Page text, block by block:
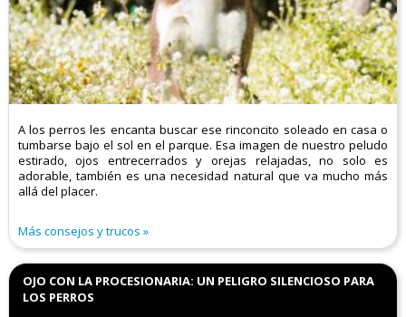
A los perros les encanta buscar ese rinconcito soleado en casa o
tumbarse bajo el sol en el parque. Esa imagen de nuestro peludo
estirado, ojos entrecerrados y orejas relajadas, no solo es
adorable, también es una necesidad natural que va mucho más
allá del placer.
Más consejos y trucos
OJO CON LA PROCESIONARIA: UN PELIGRO SILENCIOSO PARA
LOS PERROS